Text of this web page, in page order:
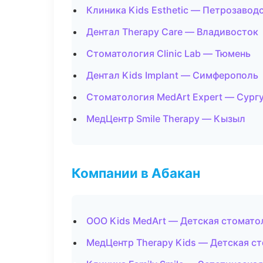
Клиника Kids Esthetic —
Дентал Therapy Care — Владивосток
Стоматология Clinic Lab — Тюмень
Дентал Kids Implant — Симферополь
Стоматология MedArt Expert —
МедЦентр Smile Therapy — Кызыл
Компании в Абакан
ООО Kids MedArt — Детская
МедЦентр Therapy Kids — Детская